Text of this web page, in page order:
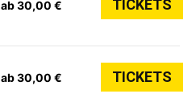
ab 30,00 € TICKETS
ab 30,00 € TICKETS